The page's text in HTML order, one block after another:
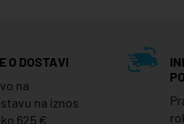
O DOSTAVI
na
na iznos
625 €